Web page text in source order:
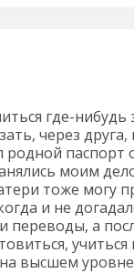
где-нибудь
через
паспорт
моим
тоже могу
и не
переводы, а
учиться
высшем